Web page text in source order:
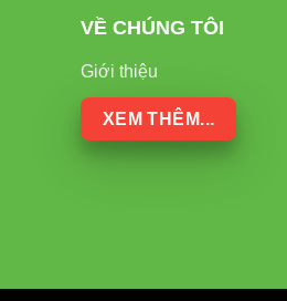
Trung bình
VỀ CHÚNG TÔI
Giới thiệu
XEM THÊM...